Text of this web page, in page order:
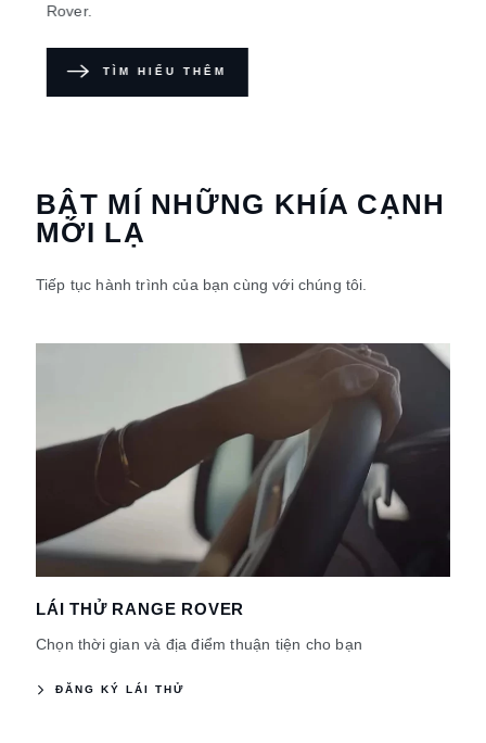
BẬT MÍ NHỮNG KHÍA CẠNH
MỚI LẠ
Tiếp tục hành trình của bạn cùng với chúng tôi.
LÁI THỬ RANGE ROVER
Chọn thời gian và địa điểm thuận tiện cho bạn
ĐĂNG KÝ LÁI THỬ